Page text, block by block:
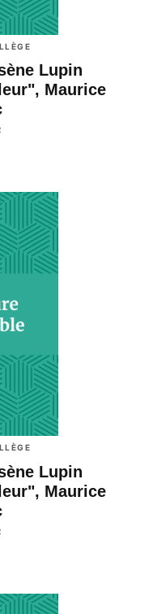
Lupin
Maurice
Lupin
Maurice